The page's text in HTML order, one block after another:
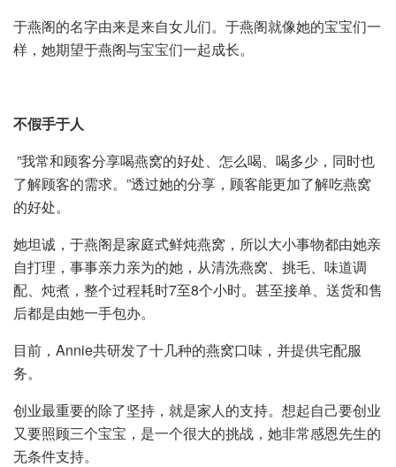
于燕阁的名字由来是来自女儿们。于燕阁就像她的宝宝们一
样，她期望于燕阁与宝宝们一起成长。
不假手于人
”我常和顾客分享喝燕窝的好处、怎么喝、喝多少，同时也
了解顾客的需求。”透过她的分享，顾客能更加了解吃燕窝
的好处。
她坦诚，于燕阁是家庭式鲜炖燕窝，所以大小事物都由她亲
自打理，事事亲力亲为的她，从清洗燕窝、挑毛、味道调
配、炖煮，整个过程耗时7至8个小时。甚至接单、送货和售
后都是由她一手包办。
目前，Annie共研发了十几种的燕窝口味，并提供宅配服
务。
创业最重要的除了坚持，就是家人的支持。想起自己要创业
又要照顾三个宝宝，是一个很大的挑战，她非常感恩先生的
无条件支持。